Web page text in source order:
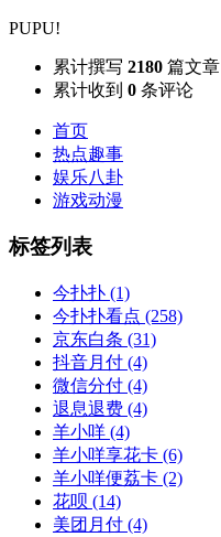
PUPU!
累计撰写 2180 篇文章
累计收到 0 条评论
首页
热点趣事
娱乐八卦
游戏动漫
标签列表
今扑扑 (1)
今扑扑看点 (258)
京东白条 (31)
抖音月付 (4)
微信分付 (4)
退息退费 (4)
羊小咩 (4)
羊小咩享花卡 (6)
羊小咩便荔卡 (2)
花呗 (14)
美团月付 (4)